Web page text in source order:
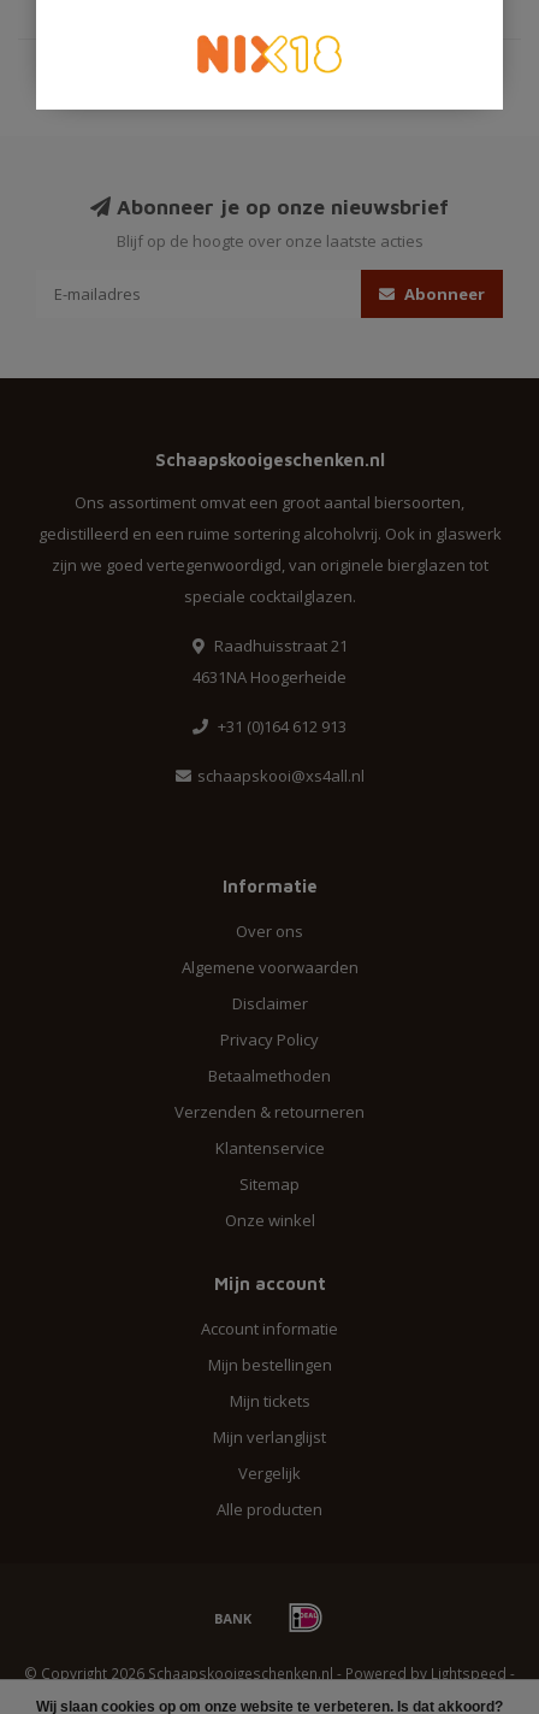
Wij slaan cookies op om onze website te verbeteren. Is dat akkoord?
Abonneer je op onze nieuwsbrief
Blijf op de hoogte over onze laatste acties
Abonneer
Schaapskooigeschenken.nl
Ons assortiment omvat een groot aantal biersoorten,
gedistilleerd en een ruime sortering alcoholvrij. Ook in glaswerk
zijn we goed vertegenwoordigd, van originele bierglazen tot
speciale cocktailglazen.
Raadhuisstraat 21
4631NA Hoogerheide
+31 (0)164 612 913
schaapskooi@xs4all.nl
Informatie
Over ons
Algemene voorwaarden
Disclaimer
Privacy Policy
Betaalmethoden
Verzenden & retourneren
Klantenservice
Sitemap
Onze winkel
Mijn account
Account informatie
Mijn bestellingen
Mijn tickets
Mijn verlanglijst
Vergelijk
Alle producten
© Copyright 2026 Schaapskooigeschenken.nl - Powered by Lightspeed -
Lightspeed designbyDyvelopment